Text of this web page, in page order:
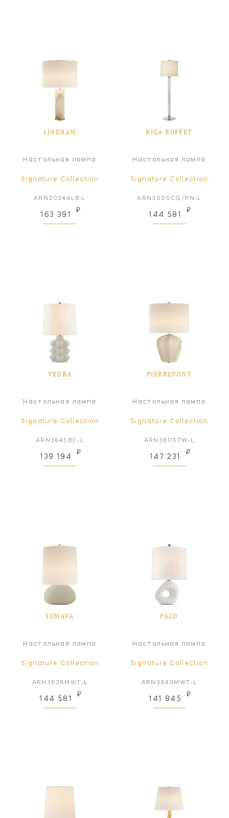
LINEHAM
Настольная лампа
Signature Collection
ARN3024ALB-L
163 391
₽
RIGA BUFFET
Настольная лампа
Signature Collection
ARN3005CG/PN-L
144 581
₽
VEDRA
Настольная лампа
Signature Collection
ARN3645BC-L
139 194
₽
PIERREPONT
Настольная лампа
Signature Collection
ARN3611STW-L
147 231
₽
SUMAVA
Настольная лампа
Signature Collection
ARN3638MWT-L
144 581
₽
PACO
Настольная лампа
Signature Collection
ARN3640MWT-L
141 845
₽